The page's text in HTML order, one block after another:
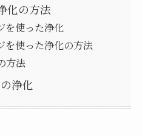
化の方法
を使った浄化
を使った浄化の方法
方法
浄化